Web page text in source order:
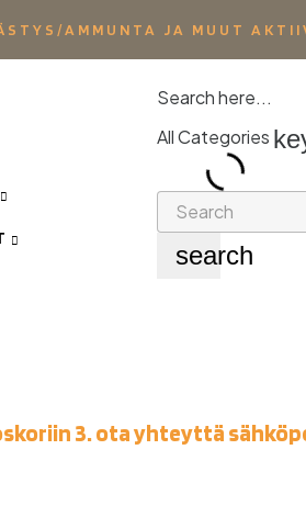
AMMUNTA JA MUUT
Search here...
All Categories
search
3. ota yhteyttä